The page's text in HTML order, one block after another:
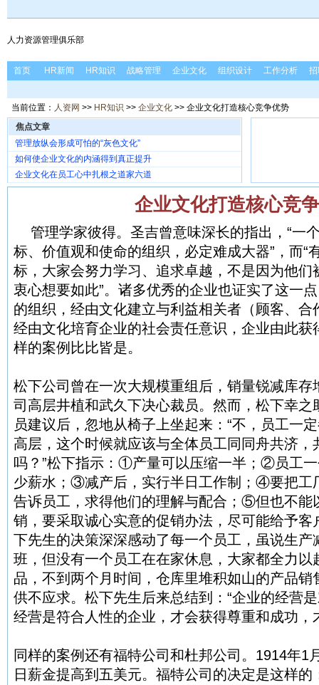
人力资源管理俱乐部
首页 HR新闻 HR知识 战略管理 企业文化 组织设计 工作分析
当前位置： 人资网 >> HR知识 >> 企业文化 >> 企业文化打造核心竞争优势
焦点文章
管理放纵会形成可怕的“灰色文化”
如何使企业文化的内涵得到真正提升
企业文化在员工心中扎根之道家六道
企业文化打造核心竞
管理学家彼得。圣吉曾意味深长的指出，“一
标、价值观和使命的组织，必定难成大器”，而“
标，大家会努力学习、追求卓越，不是因为他们
衷心想要如此”。诸多优秀的企业也证实了这一
的组织，经由文化建立与利益相关者（顾客、
经由文化培育企业的社会责任意识，企业由此获
样的案例比比皆是。
松下公司曾在一次大规模重组后，销量锐减库存
司高层井植和武久下决心裁员。然而，松下幸之
员建议后，忽地从椅子上坐起来：“不，员工一
高层，这个时候就应该与全体员工同同舟共济
吗？”松下指示：①产量可以压缩一半；②员工
少薪水；③减产后，实行半日工作制；④要把工
告诉员工，求得他们的理解与配合；⑤但也不能
销，要采取诚心实意的促销办法，尽可能给予客
下先生的决策深深感动了每一个员工，虽说生产
班，但没有一个员工在在家休息，大家都全力以
品，不到两个月时间，仓库里堆积如山的产品
供不应求。松下先生后来总结到：“企业的经营
经营是符合人性的企业，才会获得尊重和成功，
同样的案例还有福特公司和杜邦公司。1914年1
日薪金提高到五美元。福特公司的决定是这样的